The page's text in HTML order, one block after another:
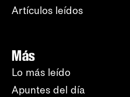
Artículos leídos
Más
Lo más leído
Apuntes del día